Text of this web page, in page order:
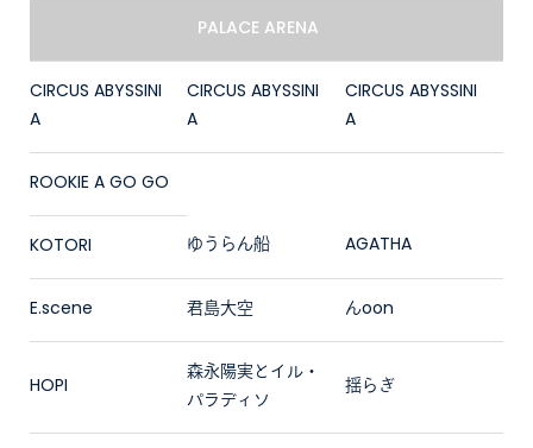
PALACE ARENA
CIRCUS ABYSSINI
A
CIRCUS ABYSSINI
A
CIRCUS ABYSSINI
A
ROOKIE A GO GO
KOTORI ゆうらん船 AGATHA
E.scene 君島大空 んoon
HOPI
森永陽実とイル・
パラディソ
揺らぎ